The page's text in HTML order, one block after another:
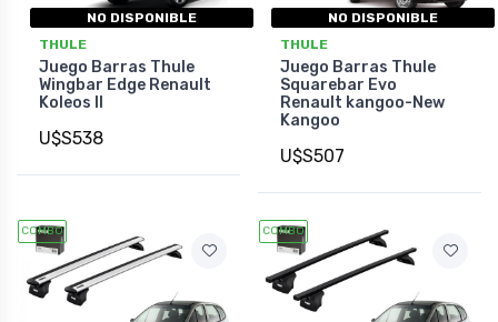
NO DISPONIBLE
THULE
Juego Barras Thule
Wingbar Edge Renault
Koleos II
U$S538
NO DISPONIBLE
THULE
Juego Barras Thule
Squarebar Evo
Renault kangoo-New
Kangoo
U$S507
COMBO COMBO